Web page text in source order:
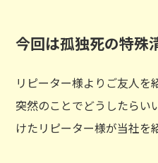
今回は孤独死の特殊
リピーター様よりご友人を
突然のことでどうしたらい
けたリピーター様が当社を